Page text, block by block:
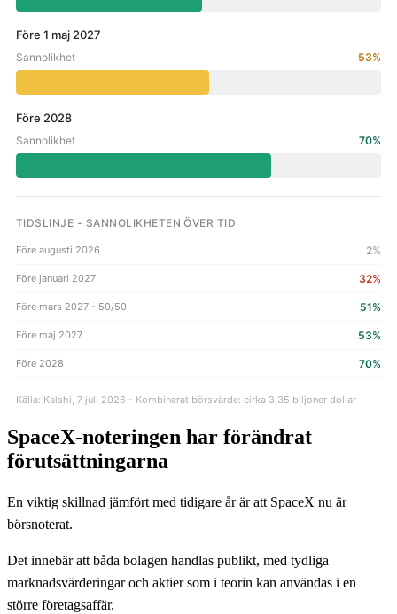
Före 1 maj 2027
Sannolikhet 53%
Före 2028
Sannolikhet 70%
TIDSLINJE - SANNOLIKHETEN ÖVER TID
Före augusti 2026 2%
Före januari 2027 32%
Före mars 2027 - 50/50 51%
Före maj 2027 53%
Före 2028 70%
Källa: Kalshi, 7 juli 2026 - Kombinerat börsvärde: cirka 3,35 biljoner dollar
SpaceX-noteringen har förändrat
förutsättningarna
En viktig skillnad jämfört med tidigare år är att SpaceX nu är
börsnoterat.
Det innebär att båda bolagen handlas publikt, med tydliga
marknadsvärderingar och aktier som i teorin kan användas i en
större företagsaffär.